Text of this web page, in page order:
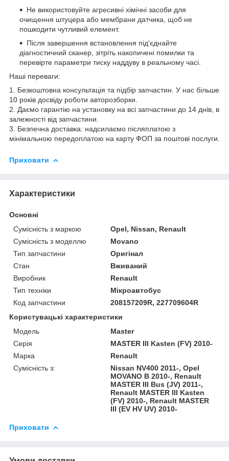
Не використовуйте агресивні хімічні засоби для
очищення штуцера або мембрани датчика, щоб не
пошкодити чутливий елемент.
Після завершення встановлення під'єднайте
діагностичний сканер, зітріть накопичені помилки та
перевірте параметри тиску наддуву в реальному часі.
Наші переваги:
1. Безкоштовна консультація та підбір запчастин. У нас більше
10 років досвіду роботи авторозборки.
2. Даємо гарантію на установку на всі запчастини до 14 днів, в
залежності від запчастини.
3. Безпечна доставка: надсилаємо післяплатою з
мінімальною передоплатою на карту ФОП за поштові послуги.
Приховати
Характеристики
Основні
Сумісність з маркою
Opel, Nissan, Renault
Сумісність з моделлю
Movano
Тип запчастини
Оригінал
Стан
Вживаний
Виробник
Renault
Тип техніки
Мікроавтобус
Код запчастини
208157209R, 227709604R
Користувацькі характеристики
Модель
Master
Серія
MASTER III Kasten (FV) 2010-
Марка
Renault
Сумісність з:
Nissan NV400 2011-, Opel
MOVANO B 2010-, Renault
MASTER III Bus (JV) 2011-,
Renault MASTER III Kasten
(FV) 2010-, Renault MASTER
III (EV HV UV) 2010-
Приховати